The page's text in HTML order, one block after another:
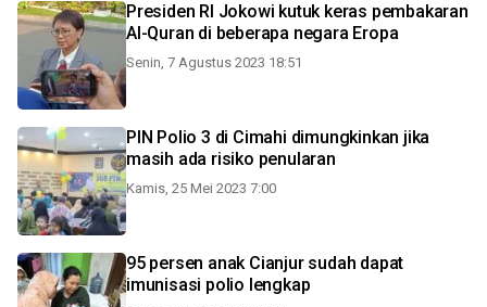
Presiden RI Jokowi kutuk keras pembakaran
Al-Quran di beberapa negara Eropa
Senin, 7 Agustus 2023 18:51
PIN Polio 3 di Cimahi dimungkinkan jika
masih ada risiko penularan
Kamis, 25 Mei 2023 7:00
95 persen anak Cianjur sudah dapat
imunisasi polio lengkap